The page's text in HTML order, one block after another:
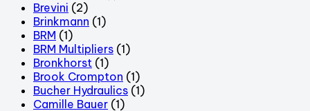
Brevini (2)
Brinkmann (1)
BRM (1)
BRM Multipliers (1)
Bronkhorst (1)
Brook Crompton (1)
Bucher Hydraulics (1)
Camille Bauer (1)